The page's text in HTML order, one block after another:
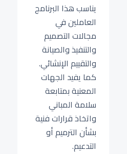
يناسب هذا البرنامج
العاملين في
مجالات التصميم
والتنفيذ والصيانة
والتقييم الإنشائي.
كما يفيد الجهات
المعنية بمتابعة
سلامة المباني
واتخاذ قرارات فنية
بشأن الترميم أو
التدعيم.